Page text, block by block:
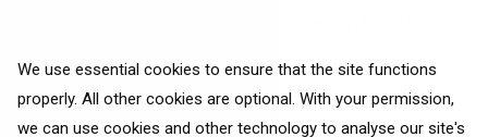
We use essential cookies to ensure that the site functions
properly. All other cookies are optional. With your permission,
we can use cookies and other technology to analyse our site's
чтобы увидеть абсолютно нетрадиционный
городской парк. Он не только хранит в себе
более 273 тысяч растений со всего мира, но и